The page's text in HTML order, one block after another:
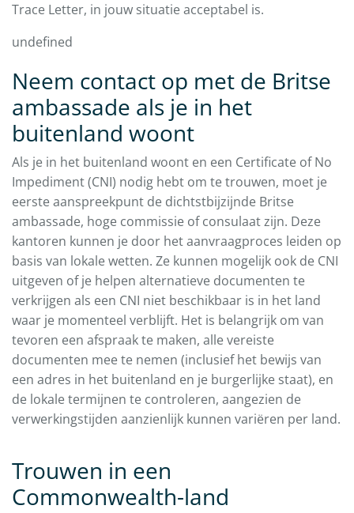
Trace Letter, in jouw situatie acceptabel is.
undefined
Neem contact op met de Britse
ambassade als je in het
buitenland woont
Als je in het buitenland woont en een Certificate of No
Impediment (CNI) nodig hebt om te trouwen, moet je
eerste aanspreekpunt de dichtstbijzijnde Britse
ambassade, hoge commissie of consulaat zijn. Deze
kantoren kunnen je door het aanvraagproces leiden op
basis van lokale wetten. Ze kunnen mogelijk ook de CNI
uitgeven of je helpen alternatieve documenten te
verkrijgen als een CNI niet beschikbaar is in het land
waar je momenteel verblijft. Het is belangrijk om van
tevoren een afspraak te maken, alle vereiste
documenten mee te nemen (inclusief het bewijs van
een adres in het buitenland en je burgerlijke staat), en
de lokale termijnen te controleren, aangezien de
verwerkingstijden aanzienlijk kunnen variëren per land.
Trouwen in een
Commonwealth-land